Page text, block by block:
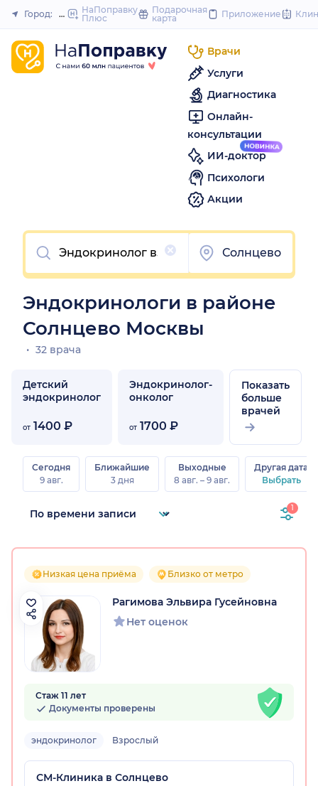
to
Закрыть
Город: МоскваНаПоправку
Плюс
Подарочная
карта
Приложение
Врачи
Услуги
Диагностика
Онлайн-
консультации
ИИ-доктор
Психологи
Акции
Очистить
Солнцево
Эндокринологи в районе
Солнцево Москвы
32 врача
Детский
эндокринолог
от 1400 ₽
Эндокринолог-
онколог
от 1700 ₽
Показать
больше
врачей
Сегодня
9 авг.
Ближайшие
3 дня
Выходные
8 авг. – 9 авг.
Другая дата
Выбрать
1
Низкая цена приёма Близко от метро
Рагимова Эльвира Гусейновна
Нет оценок
Стаж 11 лет
Документы проверены
эндокринолог Взрослый
СМ-Клиника в Солнцево